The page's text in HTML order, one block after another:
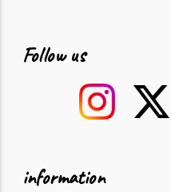
Follow us
information